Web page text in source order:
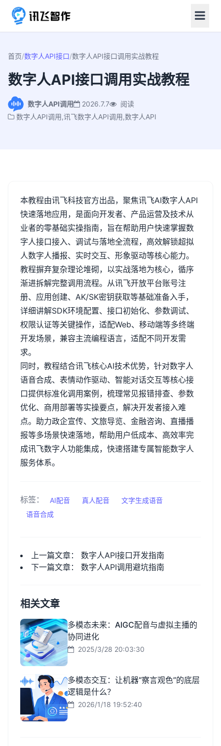
首页/数字人API接口/数字人API接口调用实战教程
数字人API接口调用实战教程
数字人API调用 2026.7.7
阅读
数字人API调用,讯飞数字人API调用,数字人API
本教程由讯飞科技官方出品，聚焦讯飞AI数字人API
快速落地应用，是面向开发者、产品运营及技术从
业者的零基础实操指南，旨在帮助用户快速掌握数
字人接口接入、调试与落地全流程，高效解锁超拟
人数字人播报、实时交互、形象驱动等核心能力。
教程摒弃复杂理论堆砌，以实战落地为核心，循序
渐进拆解完整调用流程。从讯飞开放平台账号注
册、应用创建、 AK/SK密钥获取等基础准备入手，
详细讲解SDK环境配置、接口初始化、参数调试、
权限认证等关键操作，适配Web、移动端等多终端
开发场景，兼容主流编程语言，适配不同开发需
求。
同时，教程结合讯飞核心AI技术优势，针对数字人
语音合成、表情动作驱动、智能对话交互等核心接
口提供标准化调用案例，梳理常见报错排查、参数
优化、商用部署等实操要点，解决开发者接入难
点。助力政企宣传、文旅导览、金融咨询、直播播
报等多场景快速落地，帮助用户低成本、高效率完
成讯飞数字人功能集成，快速搭建专属智能数字人
服务体系。
标签： AI配音 真人配音
文字生成语音
语音合成
上一篇文章： 数字人API接口开发指南
下一篇文章： 数字人API调用避坑指南
相关文章
多模态未来：AIGC配音与虚拟主播的
协同进化
2025/3/28 20:03:30
多模态交互：让机器“察言观色”的底层
逻辑是什么？
2026/1/18 19:52:40